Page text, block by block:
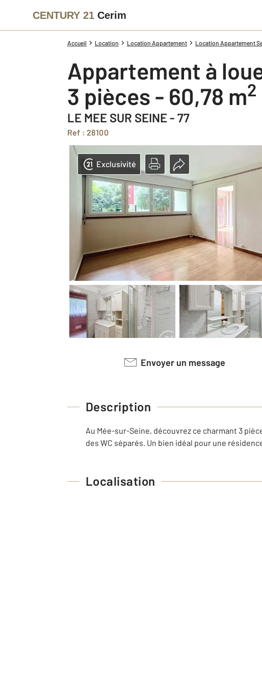
CENTURY 21 Cerim
Accueil Location Location Appartement Location Appartement
Appartement à
3 pièces - 60,78 m2
LE MEE SUR SEINE - 77
Ref : 28100
Exclusivité
Envoyer un message
Description
Au Mée-sur-Seine, découvrez ce charmant 3
des WC séparés. Un bien idéal pour une
Localisation